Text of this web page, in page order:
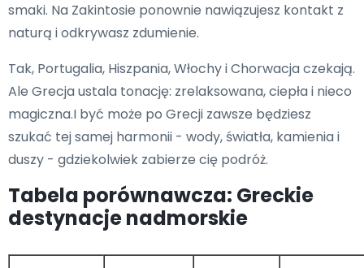
smaki. Na Zakintosie ponownie nawiązujesz kontakt z
naturą i odkrywasz zdumienie.
Tak, Portugalia, Hiszpania, Włochy i Chorwacja czekają.
Ale Grecja ustala tonację: zrelaksowana, ciepła i nieco
magiczna.I być może po Grecji zawsze będziesz
szukać tej samej harmonii - wody, światła, kamienia i
duszy - gdziekolwiek zabierze cię podróż.
Tabela porównawcza: Greckie
destynacje nadmorskie